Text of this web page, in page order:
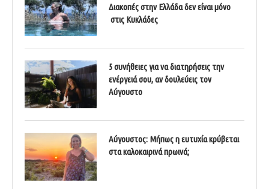
Διακοπές στην Ελλάδα δεν είναι μόνο
στις Κυκλάδες
5 συνήθειες για να διατηρήσεις την
ενέργειά σου, αν δουλεύεις τον
Αύγουστο
Αύγουστος: Μήπως η ευτυχία κρύβεται
στα καλοκαιρινά πρωινά;